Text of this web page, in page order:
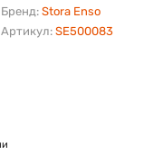
Бренд: Stora Enso
Артикул: SE500083